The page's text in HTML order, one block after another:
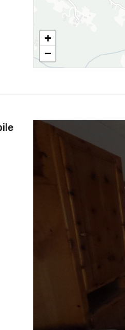
+
−